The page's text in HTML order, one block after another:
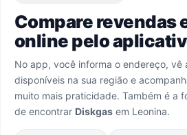
Compare revendas
online pelo
No app, você informa o endereço, vê
disponíveis na sua região e
muito mais praticidade. Também é a
de encontrar Diskgas em Leonina.